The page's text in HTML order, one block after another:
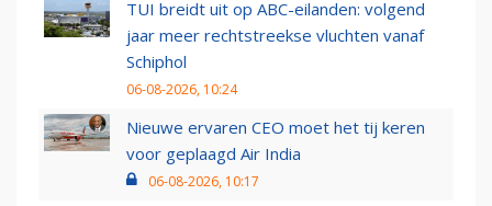
TUI breidt uit op ABC-eilanden: volgend
jaar meer rechtstreekse vluchten vanaf
Schiphol
06-08-2026, 10:24
Nieuwe ervaren CEO moet het tij keren
voor geplaagd Air India
06-08-2026, 10:17